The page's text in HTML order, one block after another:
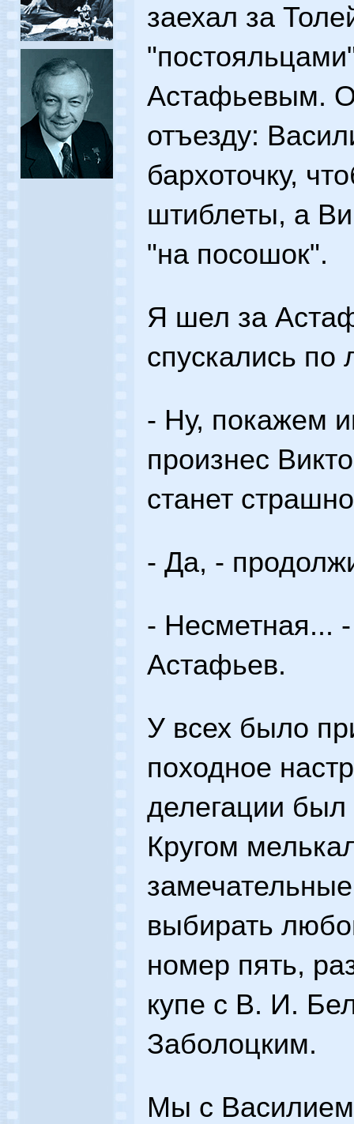
заехал за
Астафьевым.
отъезду:
бархоточку,
штиблеты, а
"на посошок".
Я шел за
спускались по
- Ну, покажем
произнес
станет
- Да, -
- Несметная...
Астафьев.
У всех было
походное
делегации
Кругом
выбирать
номер пять,
купе с В. И.
Заболоцким.
Мы с